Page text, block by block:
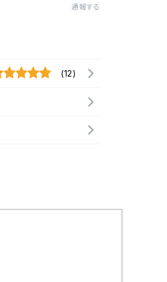
通報する
(12)